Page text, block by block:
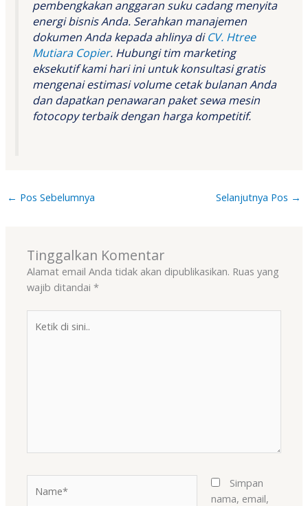
pembengkakan anggaran suku cadang menyita
energi bisnis Anda. Serahkan manajemen
dokumen Anda kepada ahlinya diCV. Htree
Mutiara Copier. Hubungi tim marketing
eksekutif kami hari ini untuk konsultasi gratis
mengenai estimasi volume cetak bulanan Anda
dan dapatkan penawaran paket sewa mesin
fotocopy terbaik dengan harga kompetitif.
← Pos Sebelumnya Selanjutnya Pos →
Tinggalkan Komentar
Alamat email Anda tidak akan dipublikasikan. Ruas yang
wajib ditandai*
Simpan
nama, email,